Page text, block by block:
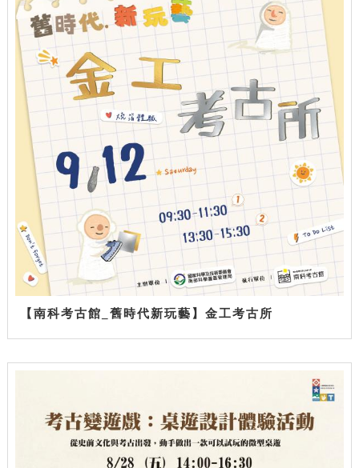
【南科考古館_舊時代新玩藝】金工考古所